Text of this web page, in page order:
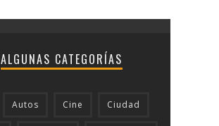
ALGUNAS CATEGORÍAS
Autos Cine Ciudad